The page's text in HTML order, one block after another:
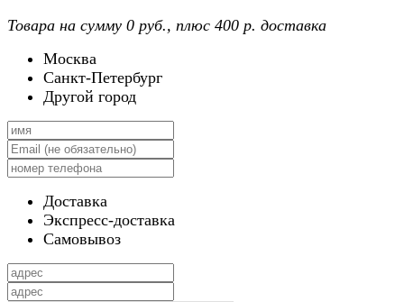
Товара на сумму 0 руб., плюс 400 р. доставка
Москва
Санкт-Петербург
Другой город
Доставка
Экспресс-доставка
Самовывоз